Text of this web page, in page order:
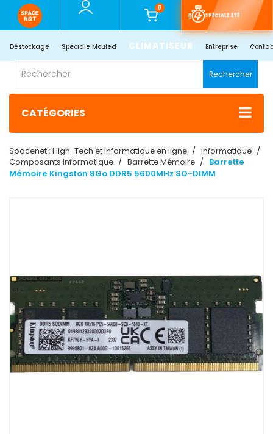
0
SPÉCIALE ÉTÉ
Déstockage Spéciale Mouled CLIMATISEUR Entreprise
Rechercher
CATÉGORIES
Spacenet : High-Tech et Informatique en ligne
Informatique
Composants Informatique
Barrette Mémoire
Barrette
Mémoire Kingston 8Go DDR5 5600MHz SO-DIMM